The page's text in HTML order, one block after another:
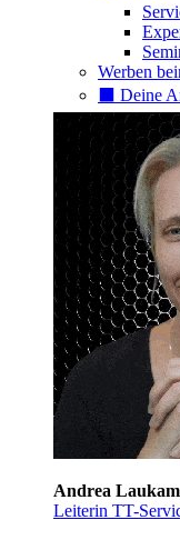
Werben
⬛️ Deine
Andrea
Leiterin TT-